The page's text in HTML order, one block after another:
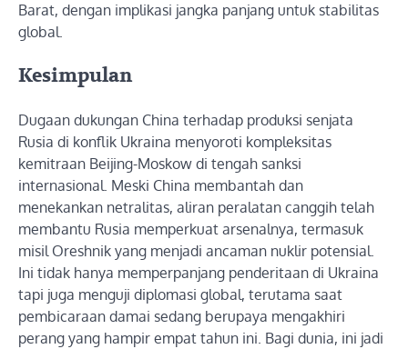
Barat, dengan implikasi jangka panjang untuk stabilitas
global.
Kesimpulan
Dugaan dukungan China terhadap produksi senjata
Rusia di konflik Ukraina menyoroti kompleksitas
kemitraan Beijing-Moskow di tengah sanksi
internasional. Meski China membantah dan
menekankan netralitas, aliran peralatan canggih telah
membantu Rusia memperkuat arsenalnya, termasuk
misil Oreshnik yang menjadi ancaman nuklir potensial.
Ini tidak hanya memperpanjang penderitaan di Ukraina
tapi juga menguji diplomasi global, terutama saat
pembicaraan damai sedang berupaya mengakhiri
perang yang hampir empat tahun ini. Bagi dunia, ini jadi